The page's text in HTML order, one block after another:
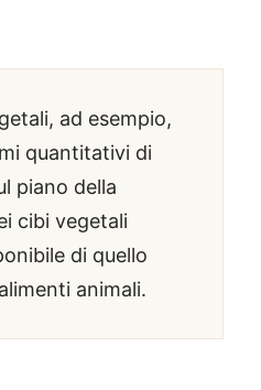
ad esempio,
quantitativi di
piano della
cibi vegetali
di quello
animali.